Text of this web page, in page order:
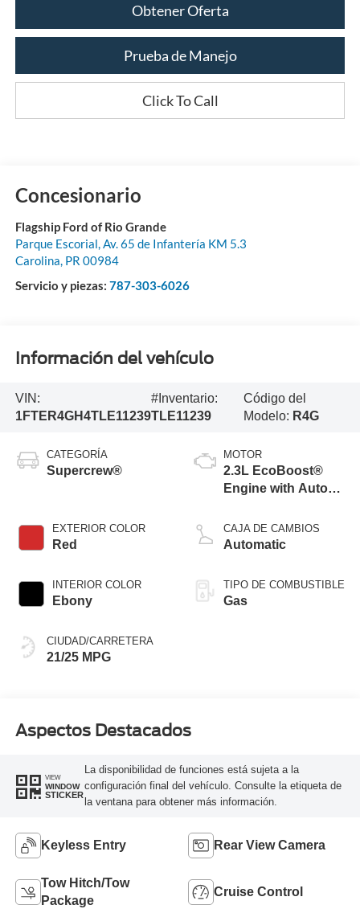
Obtener Oferta
Prueba de Manejo
Click To Call
Concesionario
Flagship Ford of Rio Grande
Parque Escorial, Av. 65 de Infantería KM 5.3
Carolina, PR 00984
Servicio y piezas: 787-303-6026
Información del vehículo
VIN:
1FTER4GH4TLE11239
#Inventario:
TLE11239
Código del
Modelo: R4G
CATEGORÍA
Supercrew®
EXTERIOR COLOR
Red
INTERIOR COLOR
Ebony
CIUDAD/CARRETERA
21/25 MPG
MOTOR
2.3L EcoBoost®
Engine with Auto
Technology
CAJA DE CAMBIOS
Automatic
TIPO DE COMBUSTIBLE
Gas
Aspectos Destacados
VIEW
WINDOW
STICKER
La disponibilidad de funciones está sujeta a la
configuración final del vehículo. Consulte la etiqueta de
la ventana para obtener más información.
Keyless Entry Rear View Camera
Tow Hitch/Tow
Package
Cruise Control